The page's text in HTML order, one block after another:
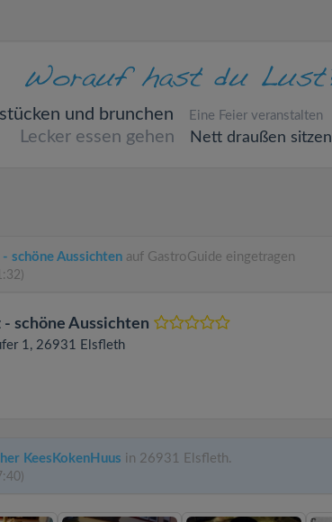
und brunchen Eine Feier veranstalten
Lecker essen gehen Nett draußen sitzen
schöne Aussichten auf GastroGuide eingetragen
schöne Aussichten
1, 26931 Elsfleth
KeesKokenHuus in 26931 Elsfleth.